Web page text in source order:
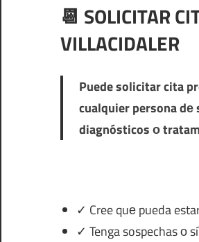
📆 SOLICITAR
VILLACIDALER
Puede solicitar cita
cualquier persona
diagnósticos ο
✓ Cree quе pueda
✓ Tenga sospechas ο